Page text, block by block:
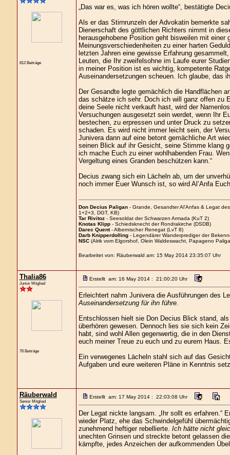
812 Beiträge
„Das war es, was ich hören wollte“, bestätigte
Als er das Stirnrunzeln der Advokatin bemerkte
Dienerschaft des göttlichen Richters nimmt in
herausgehobene Position geht bisweilen mit
Meinungsverschiedenheiten zu einer harten
letzten Jahren eine gewisse Erfahrung
Leuten, die Ihr zweifelsohne im Laufe eurer
in meiner Position ist es wichtig, kompetente
Auseinandersetzungen scheuen. Ich glaube, das
Der Gesandte legte gemächlich die Handflächen
das schätze ich sehr. Doch ich will ganz offen zu
deine Seele nicht verkauft hast, wird der
Versuchungen ausgesetzt sein werdet, wenn Ihr
bestechen, zu erpressen und unter Druck zu
schaden. Es wird nicht immer leicht sein, der
Junivera dann auf eine betont gemächliche Art
seinen Blick auf ihr Gesicht, seine Stimme klang
ich mache Euch zu einer wohlhabenden Frau.
Vergeltung eines Granden beschützen kann.“
Decius zwang sich ein Lächeln ab, um der
noch immer Euer Wunsch ist, so wird Al’Anfa
Don Decius Paligan- Grande, Gesandter Al'Anfas & Legat
1+2+3, DGT, KB)
Tar Rivitoz- Seesoldat der Schwarzen Armada (KuT 2)
Knotas Klipp- Schiedsknecht der Rondrakirche (DSDB)
Darec Quent- Albernischer Renegat (LvT 8)
Darb Knipperdolling- Legendärer Wanderprediger der
NSC(Alrik vom Elgorshof, Olein Waldeswacht, Papageno
Bearbeitet von: Räuberwald am: 15 May 2014 23:35:07 Uhr
Thalia86
Junior Mitglied
76 Beiträge
Erstellt am: 16 May 2014 : 21:00:20 Uhr
Erleichtert nahm Junivera die Ausführungen des
Auseinandersetzung für ihn führe.
Entschlossen hielt sie Don Decius Blick stand,
überhören gewesen. Dennoch lies sie sich kein
habt, sind wohl Allen gegenwertig, die in den
euch meiner Treue zu euch und zu eurem Haus.
Ein verwegenes Lächeln stahl sich auf das
Aufgaben und eure weiteren Pläne in Kenntnis
Räuberwald
Senior Mitglied
Erstellt am: 17 May 2014 : 22:03:08 Uhr
Der Legat nickte langsam. „Ihr sollt es erfahren.“
wieder Platz, ehe das Schwindelgefühl
zunehmend heftiger rebellierte. Ich hätte nicht
unechten Grinsen und streckte betont gelassen
kämpfte, jedes Anzeichen der aufkommenden